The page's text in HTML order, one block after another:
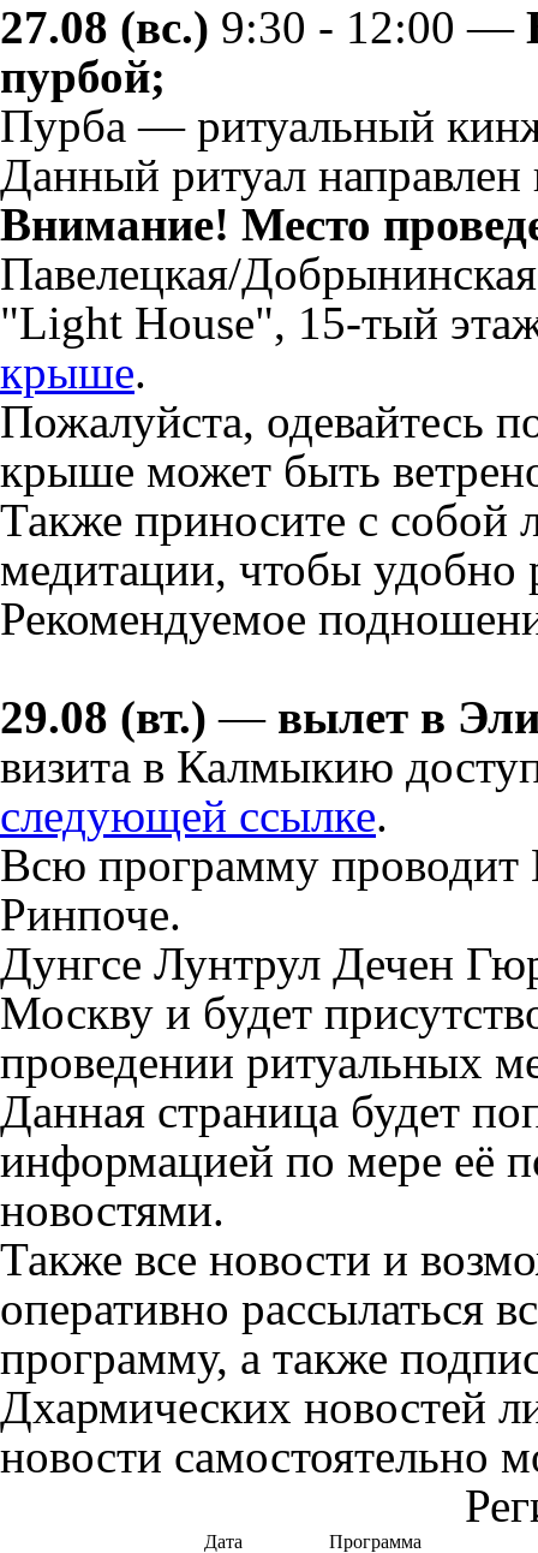
27.08 (вс.) 9:30 - 12:00 —
пурбой;
Пурба — ритуальный
Данный ритуал направлен
Внимание! Место
Павелецкая/
"Light House", 15-тый
крыше.
Пожалуйста, одевайтесь
крыше может быть
Также приносите с
медитации, чтобы удобно
Рекомендуемое
29.08 (вт.) — вылет в
визита в Калмыкию
следующей ссылке.
Всю программу
Ринпоче.
Дунгсе Лунтрул Дечен
Москву и будет
проведении ритуальных
Данная страница будет
информацией по мере её
новостями.
Также все новости и
оперативно рассылаться
программу, а также
Дхармических новостей
новости самостоятельно
Дата
Программа